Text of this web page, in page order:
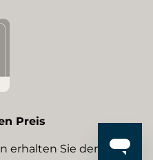
Preis
erhalten Sie den